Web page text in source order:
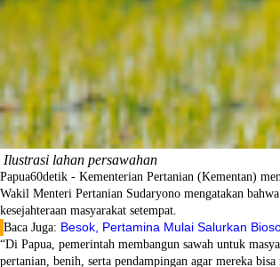
Ilustrasi lahan persawahan
Papua60detik - Kementerian Pertanian (Kementan)
Wakil Menteri Pertanian Sudaryono mengatakan
kesejahteraan masyarakat setempat.
Baca Juga: Besok, Pertamina Mulai Salurkan
“Di Papua, pemerintah membangun sawah untuk
pertanian, benih, serta pendampingan agar mereka